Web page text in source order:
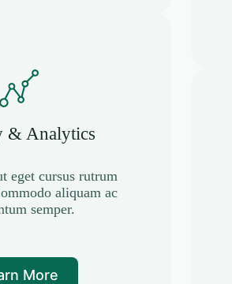
& Analytics
eget cursus rutrum
aliquam ac
semper.
More